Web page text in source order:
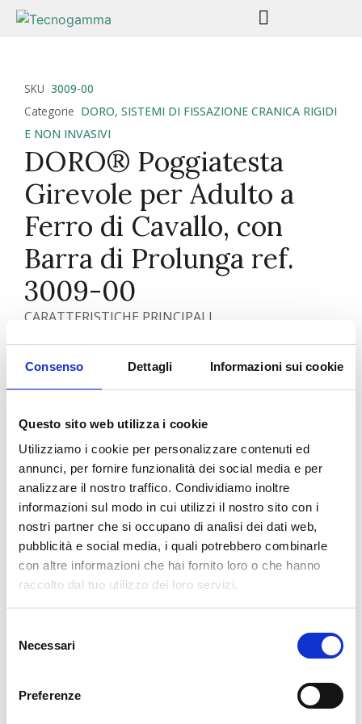
Consenso Dettagli Informazioni sui cookie
Questo sito web utilizza i cookie
Utilizziamo i cookie per personalizzare contenuti ed
annunci, per fornire funzionalità dei social media e per
analizzare il nostro traffico. Condividiamo inoltre
informazioni sul modo in cui utilizzi il nostro sito con i
nostri partner che si occupano di analisi dei dati web,
pubblicità e social media, i quali potrebbero combinarle
con altre informazioni che hai fornito loro o che hanno
raccolto dal tuo utilizzo dei loro servizi.
delNecessari
Preferenze
SKU 3009-00
Categorie DORO, SISTEMI DI FISSAZIONE CRANICA RIGIDI
E NON INVASIVI
DORO® Poggiatesta
Girevole per Adulto a
Ferro di Cavallo, con
Barra di Prolunga ref.
3009-00
CARATTERISTICHE PRINCIPALI
I cuscinetti in gel pediatrici e per adulti possono
essere montati sulla stessa base a ferro di
cavallo.
un’unità base radiotrasparente e su un
adattatore girevole tramite l’adattatore Mix &
Match n. 3033-51.
INTERCAMBIABILE PER DIVERSE APPLICAZIONI
Il poggiatesta a ferro di cavallo DORO® è
intercambiabile per l’applicazione per adulti o
pediatrica. È un supporto universale per la testa
per il posizionamento non invasivo della testa e
consente regolazioni verticali e laterali per il
corretto posizionamento del paziente. I cuscinetti in
gel sono facili da rimuovere e pulire.